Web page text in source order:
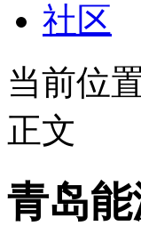
社区
当前位
正文
青岛